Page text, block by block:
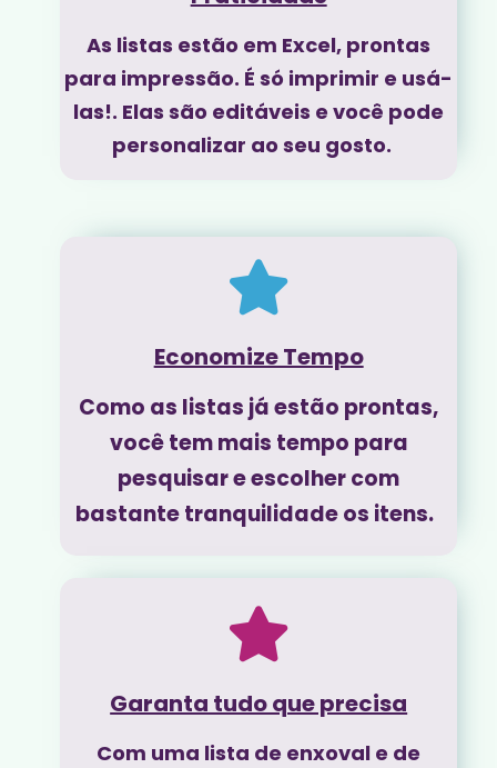
As listas estão em Excel, prontas
para impressão. É só imprimir e usá-
las!. Elas são editáveis e você pode
personalizar ao seu gosto.
Economize Tempo
Como as listas já estão prontas,
você tem mais tempo para
pesquisar e escolher com
bastante tranquilidade os itens.
Garanta tudo que precisa
Com uma lista de enxoval e de